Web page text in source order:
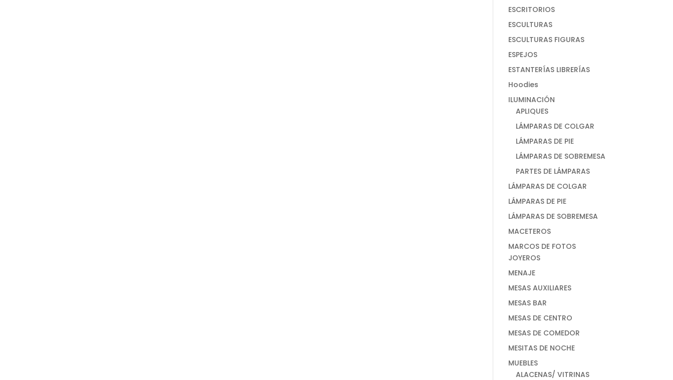
ESCRITORIOS
ESCULTURAS
ESCULTURAS FIGURAS
ESPEJOS
ESTANTERÍAS LIBRERÍAS
Hoodies
ILUMINACIÓN
APLIQUES
LÁMPARAS DE COLGAR
LÁMPARAS DE PIE
LÁMPARAS DE SOBREMESA
PARTES DE LÁMPARAS
LÁMPARAS DE COLGAR
LÁMPARAS DE PIE
LÁMPARAS DE SOBREMESA
MACETEROS
MARCOS DE FOTOS
JOYEROS
MENAJE
MESAS AUXILIARES
MESAS BAR
MESAS DE CENTRO
MESAS DE COMEDOR
MESITAS DE NOCHE
MUEBLES
ALACENAS/ VITRINAS